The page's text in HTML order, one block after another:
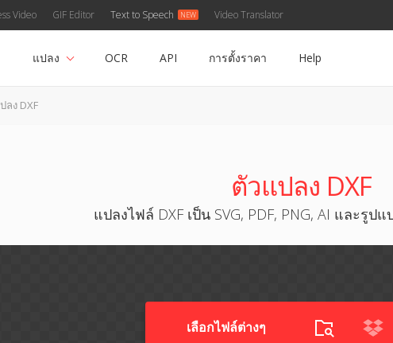
Video GIF Editor Text to Speech Video Translator
แปลง OCR API การตั้งราคา Help
ลง DXF
ตัวแปลง DXF
แปลงไฟล์ DXF เป็น SVG, PDF, PNG, AI และรู
เลือกไฟล์ต่างๆ​